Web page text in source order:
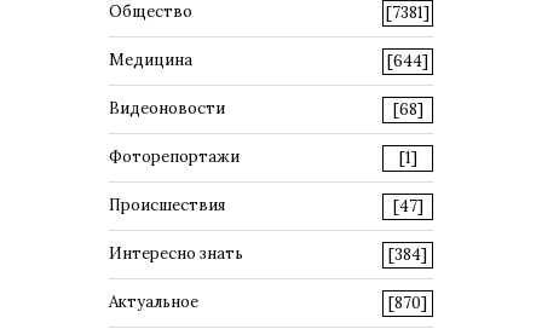
Общество [7381]
Медицина [644]
Видеоновости [68]
Фоторепортажи [1]
Происшествия [47]
Интересно знать [384]
Актуальное [870]